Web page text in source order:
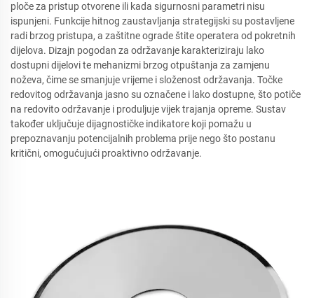
ploče za pristup otvorene ili kada sigurnosni parametri nisu
ispunjeni. Funkcije hitnog zaustavljanja strategijski su postavljene
radi brzog pristupa, a zaštitne ograde štite operatera od pokretnih
dijelova. Dizajn pogodan za održavanje karakteriziraju lako
dostupni dijelovi te mehanizmi brzog otpuštanja za zamjenu
noževa, čime se smanjuje vrijeme i složenost održavanja. Točke
redovitog održavanja jasno su označene i lako dostupne, što potiče
na redovito održavanje i produljuje vijek trajanja opreme. Sustav
također uključuje dijagnostičke indikatore koji pomažu u
prepoznavanju potencijalnih problema prije nego što postanu
kritični, omogućujući proaktivno održavanje.